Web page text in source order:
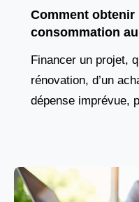
Comment obtenir
consommation
Financer un projet,
rénovation, d’un
dépense imprévue,